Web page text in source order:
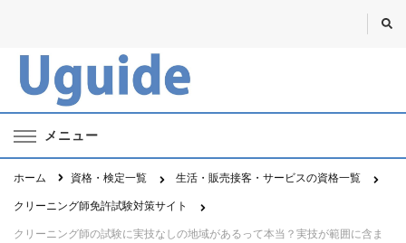
Uguide・ユーガイド
資格・勉強・仕事のポータルサイト
メニュー
ホーム 資格・検定一覧
生活・販売接客・サービスの資格一覧
クリーニング師免許試験対策サイト
クリーニング師の試験に実技なしの地域があるって本当？実技が範囲に含ま